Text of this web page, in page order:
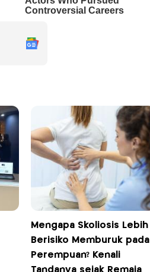
Mengapa Skoliosis Lebih
Berisiko Memburuk pada
Perempuan? Kenali
Tandanya sejak Remaja